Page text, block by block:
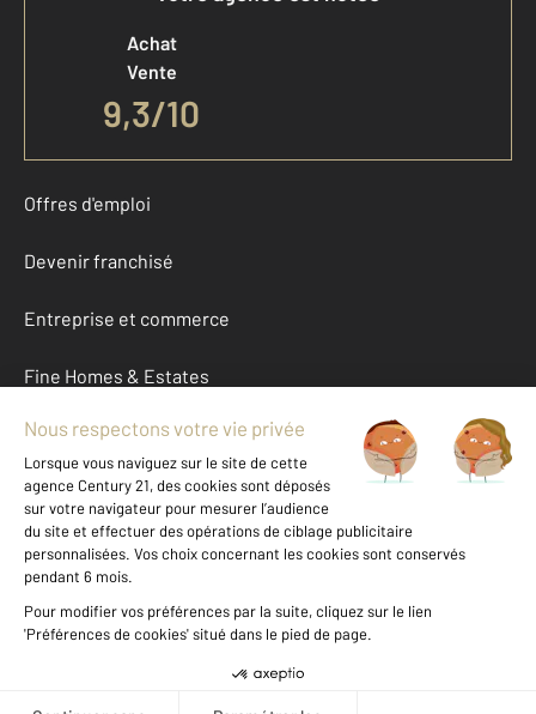
Achat
Vente
9,3/10
Offres d'emploi
Devenir franchisé
Entreprise et commerce
Fine Homes & Estates
À propos
International
Nous contacter
Données personnelles